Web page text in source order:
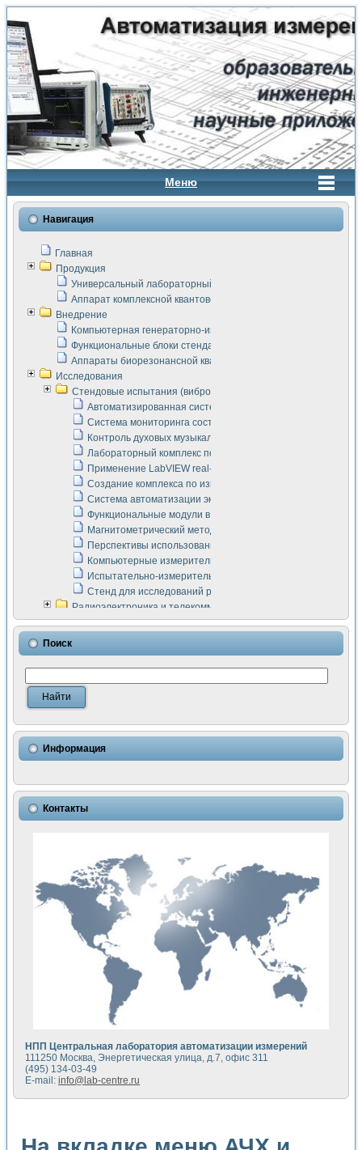
Меню
Навигация
Главная
Продукция
Универсальный лабораторный стенд "Сигнал-USB"
Аппарат комплексной квантовой терапии Интроскан
Внедрение
Компьютерная генераторно-измерительная система
Функциональные блоки стенда "Сигнал-USB"
Аппараты биорезонансной квантовой терапии серии СКАН
Исследования
Стендовые испытания (виброакустика, тензометрия и т.п.)
Автоматизированная система измерения параметров
Система мониторинга состояния тяговых
Контроль духовых музыкальных инструментов
Лабораторный комплекс по исследованию элементной
Применение LabVIEW real-time module для
Создание комплекса по измерению скорости подвижного
Система автоматизации экспериментальных
Функциональные модули в стандарте Nl SCXI для
Магнитометрический метод в дефектоскопии сварных
Перспективы использования машинного зрения в
Компьютерные измерительные системы для
Испытательно-измерительный комплекс аппаратуры для
Стенд для исследований рабочих процессов ДВС в
Радиоэлектроника и телекоммуникации
LabVIEW в расчетах радиолиний систем передачи данных
Аппаратно-программный комплекс для исследования
Виртуальный лабораторный стенд для исследования
Измерение шумовых параметров операционных
Измерительный преобразователь на основе цифровой
Использование NI LabVIEW для математического
Исследовние возможности создания измерителя ВАХ
Математическое моделирование генератора сигналов -
Применение осциллографического модуля с высоким
Симуляция отклика импульсного радиолокационного
Автоматизация формирования уравнений состояния для
Разработка автоматизированного стенда для измерения
Применение среды LabVIEW для построения картины
Портативная система для определения показателей
Использование LabVIEW для управления источником
Устройство для снятия вольт-амперных характеристик
Передовые научные технологии: нано-, фемто-,
Автоматизированная установка по измерению временных
Автоматизированный лабораторный комплекс на базе
Визуализация моделирования и оптимизации тепловой
Виртуальный прибор для исследования функциональных
Исследование возможности создания экономичного
Исследование кинетики движения макрочастиц в
Метод прогнозирования свойств дисперсных продуктов
Недорогая система управления сверхпроводящим
Применение технологий NI в курсе экспериментальной
Расчет переноса аэрозоля и выпадения осадка в
Применение NI VISION для геометрического анализа в
Поиск
Информация
Контакты
НПП Центральная лаборатория автоматизации измерений
111250 Москва, Энергетическая улица, д.7, офис 311
(495) 134-03-49
E-mail: info@lab-centre.ru